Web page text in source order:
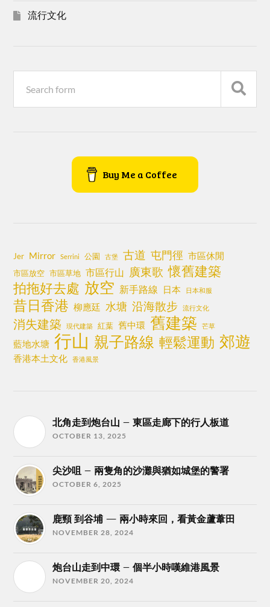
流行文化
Buy Me a Coffee
Jer Mirror Serrini 公園 古堡 古道 屯門徑 市區休閒
市區放空 市區草地 市區行山 廣東歌 懷舊建築
拍拖好去處 放空 新手路線 日本 日本和服
昔日香港 柳應廷 水塘 沿海散步 流行文化
消失建築 現代建築 紅葉 舊中環 舊建築 芒草
藍地水塘 行山 親子路線 輕鬆運動 郊遊
香港本土文化 香港風景
北角走到炮台山 – 東區走廊下的行人板道
OCTOBER 13, 2025
尖沙咀 – 兩隻角的沙灘與猶如城堡的警署
OCTOBER 6, 2025
鹿頸 到谷埔 — 兩小時來回，看黃金蘆葦田
NOVEMBER 28, 2024
炮台山走到中環 – 個半小時嘆維港風景
NOVEMBER 20, 2024